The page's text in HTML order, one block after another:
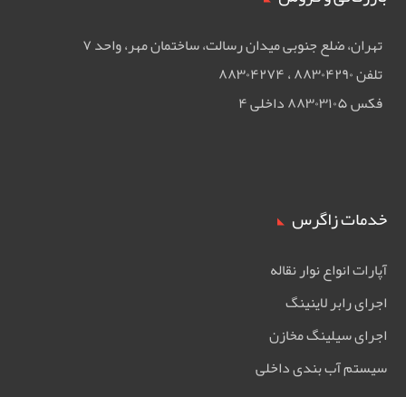
تهران، ضلع جنوبی ميدان رسالت، ساختمان مهر، واحد ۷
تلفن ۸۸۳۰۴۲۹۰ ، ۸۸۳۰۴۲۷۴
فکس ۸۸۳۰۳۱۰۵ داخلی ۴
خدمات زاگرس
آپارات انواع نوار نقاله
اجرای رابر لاینینگ
اجرای سیلینگ مخازن
سیستم آب بندی داخلی